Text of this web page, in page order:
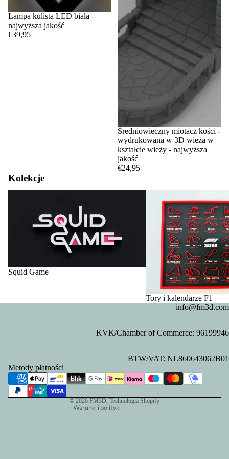
Lampa kulista LED biała -
najwyższa jakość
€39,95
Średniowieczny miotacz kości -
wydrukowana w 3D wieża w
kształcie wieży - najwyższa
jakość
€24,95
Kolekcje
Squid Game
Tory i kalendarze F1
info@fm3d.com
KVK/Chamber of Commerce: 96199946
BTW/VAT: NL860643062B01
Metody płatności
© 2026 FM3D , Technologia Shopify
Warunki i polityki
Dane kontaktowe
Warunki świadczenia usług